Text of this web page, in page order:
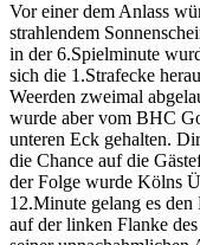
Vor einer dem Anlass
strahlendem
in der 6.Spielminute
sich die 1.Strafecke
Weerden zweimal
wurde aber vom BHC
unteren Eck gehalten.
die Chance auf die
der Folge wurde Kölns
12.Minute gelang es
auf der linken Flanke